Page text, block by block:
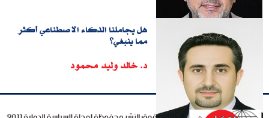
هل يجاملنا الذكاء الاصطناعي أكثر
مما ينبغي؟
د. خالد وليد محمود